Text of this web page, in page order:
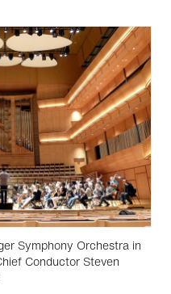
Symphony Orchestra in
Conductor Steven